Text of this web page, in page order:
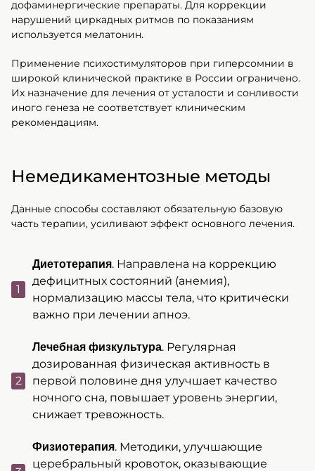
дофаминергические препараты. Для коррекции
нарушений циркадных ритмов по показаниям
используется мелатонин.
Применение психостимуляторов при гиперсомнии в
широкой клинической практике в России ограничено.
Их назначение для лечения от усталости и сонливости
иного генеза не соответствует клиническим
рекомендациям.
Немедикаментозные методы
Данные способы составляют обязательную базовую
часть терапии, усиливают эффект основного лечения.
Диетотерапия. Направлена на коррекцию
дефицитных состояний (анемия),
нормализацию массы тела, что критически
важно при лечении апноэ.
Лечебная физкультура. Регулярная
дозированная физическая активность в
первой половине дня улучшает качество
ночного сна, повышает уровень энергии,
снижает тревожность.
Физиотерапия. Методики, улучшающие
церебральный кровоток, оказывающие